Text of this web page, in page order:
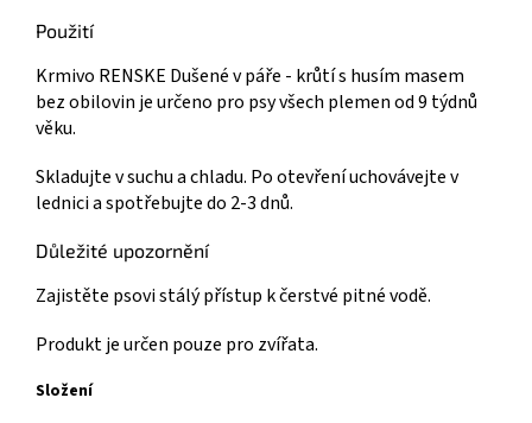
Použití
Krmivo RENSKE Dušené v páře - krůtí s husím masem
bez obilovin je určeno pro psy všech plemen od 9 týdnů
věku.
Skladujte v suchu a chladu. Po otevření uchovávejte v
lednici a spotřebujte do 2-3 dnů.
Důležité upozornění
Zajistěte psovi stálý přístup k čerstvé pitné vodě.
Produkt je určen pouze pro zvířata.
Složení